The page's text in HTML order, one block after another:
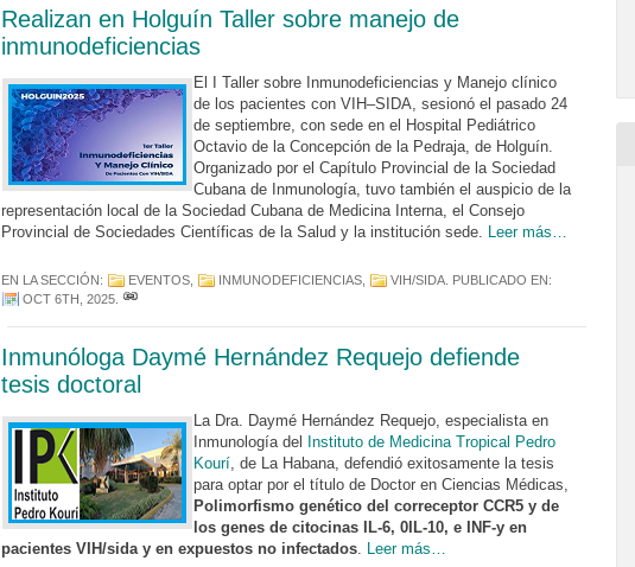
Realizan en Holguín Taller sobre manejo de
inmunodeficiencias
El I Taller sobre Inmunodeficiencias y Manejo clínico
de los pacientes con VIH–SIDA, sesionó el pasado 24
de septiembre, con sede en el Hospital Pediátrico
Octavio de la Concepción de la Pedraja, de Holguín.
Organizado por el Capítulo Provincial de la Sociedad
Cubana de Inmunología, tuvo también el auspicio de la
representación local de la Sociedad Cubana de Medicina Interna, el Consejo
Provincial de Sociedades Científicas de la Salud y la institución sede. Leer más…
EN LA SECCIÓN: EVENTOS, INMUNODEFICIENCIAS, VIH/SIDA. PUBLICADO EN:
OCT 6TH, 2025.
Inmunóloga Daymé Hernández Requejo defiende
tesis doctoral
La Dra. Daymé Hernández Requejo, especialista en
Inmunología del
Instituto de Medicina Tropical Pedro
Kourí, de La Habana, defendió exitosamente la tesis
para optar por el título de Doctor en Ciencias Médicas,
Polimorfismo genético del correceptor CCR5 y de
los genes de citocinas IL-6, 0IL-10, e INF-y en
pacientes VIH/sida y en expuestos no infectados. Leer más…